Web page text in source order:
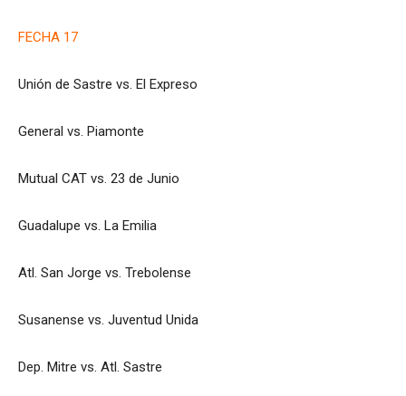
FECHA 17
Unión de Sastre vs. El Expreso
General vs. Piamonte
Mutual CAT vs. 23 de Junio
Guadalupe vs. La Emilia
Atl. San Jorge vs. Trebolense
Susanense vs. Juventud Unida
Dep. Mitre vs. Atl. Sastre